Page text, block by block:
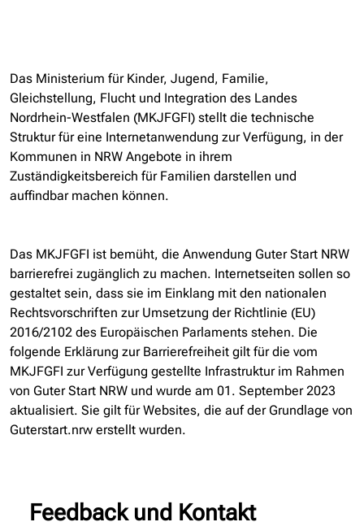
Das Ministerium für Kinder, Jugend, Familie,
Gleichstellung, Flucht und Integration des Landes
Nordrhein-Westfalen (MKJFGFI) stellt die technische
Struktur für eine Internetanwendung zur Verfügung, in der
Kommunen in NRW Angebote in ihrem
Zuständigkeitsbereich für Familien darstellen und
auffindbar machen können.
Das MKJFGFI ist bemüht, die Anwendung Guter Start NRW
barrierefrei zugänglich zu machen. Internetseiten sollen so
gestaltet sein, dass sie im Einklang mit den nationalen
Rechtsvorschriften zur Umsetzung der Richtlinie (EU)
2016/2102 des Europäischen Parlaments stehen. Die
folgende Erklärung zur Barrierefreiheit gilt für die vom
MKJFGFI zur Verfügung gestellte Infrastruktur im Rahmen
von Guter Start NRW und wurde am 01. September 2023
aktualisiert. Sie gilt für Websites, die auf der Grundlage von
Guterstart.nrw erstellt wurden.
Feedback und Kontakt